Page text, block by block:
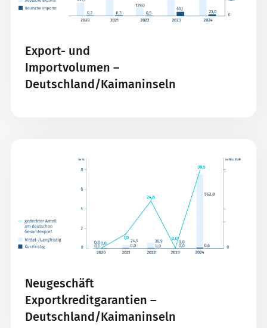
Export- und
Importvolumen –
Deutschland/Kaimaninseln
Neugeschäft
Exportkreditgarantien –
Deutschland/Kaimaninseln